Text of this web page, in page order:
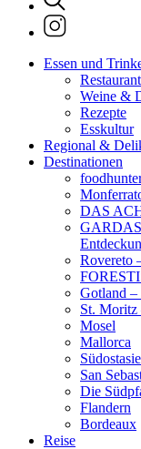
Essen und
Weine &
Rezepte
Esskultur
Regional &
Destinationen
DAS
Rovereto
Gotland –
St. Moritz
Mosel
Mallorca
San
Die
Flandern
Bordeaux
Reise